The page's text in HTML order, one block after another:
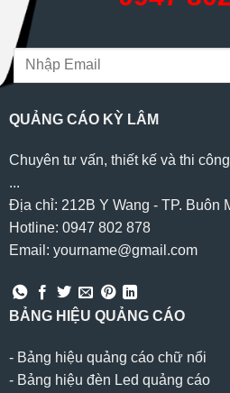
QUẢNG CÁO KỲ LÂM
Chuyên tư vấn, thiết kế và thi
...
Địa chỉ: 212B Y Wang - TP. Buôn
Hotline: 0947 802 878
Email: yourname@gmail.com
BẢNG HIỆU QUẢNG CÁO
- Bảng hiệu quảng cáo chữ nổi
- Bảng hiệu đèn Led quảng cáo